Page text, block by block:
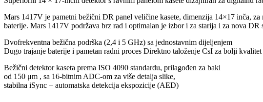
Mars 1417V je pametni bežični DR panel veličine kasete, dimenzija 14×17 inča,
baterije. Mars 1417V podržava brz rad i optimalan je izbor i za starija i za nova DR
Dvofrekventna bežična podrška (2,4 i 5 GHz) sa jednostavnim dijeljenjem
Dugo trajanje baterije i pametan radni proces Direktno taloženje CsI za bolji
Bežični detektor kaseta prema ISO 4090 standardu, prilagođen za baki
od 150 μm , sa 16-bitnim ADC-om za više detalja slike,
stabilna iSync + automatska detekcija ekspozicije (AED)